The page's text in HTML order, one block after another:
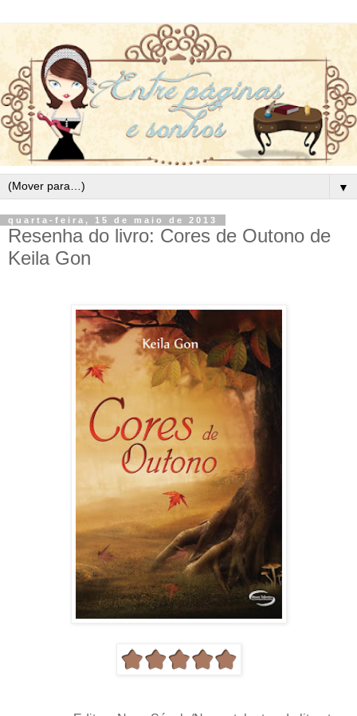
▼
quarta-feira, 15 de maio de 2013
Resenha do livro: Cores de Outono de
Keila Gon